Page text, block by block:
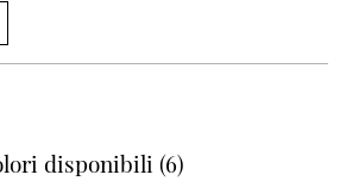
disponibili (6)